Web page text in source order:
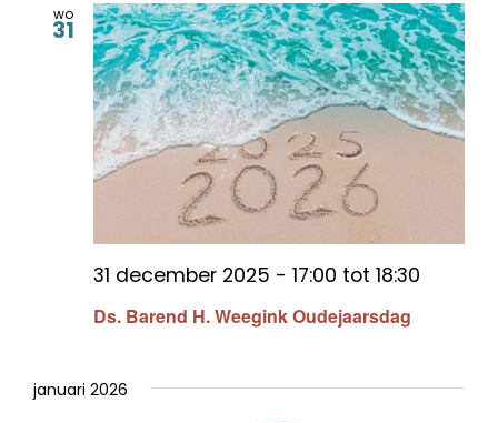
wo
31
Ds. Barend H. Weegink Oudejaarsdag
31 december 2025 - 17:00 tot 18:30
januari 2026